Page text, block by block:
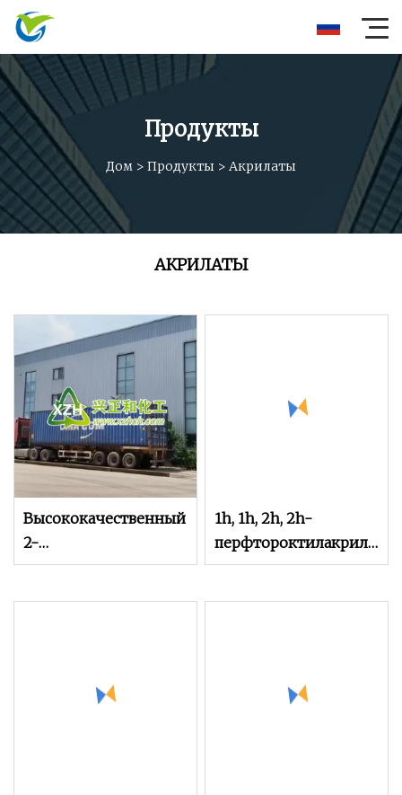
Продукты
Дом > Продукты > Акрилаты
АКРИЛАТЫ
Высококачественный
2-
гидроксиэтилакрилат
1h, 1h, 2h, 2h-
перфтороктилакрилат
CAS: 17527-29-6 В